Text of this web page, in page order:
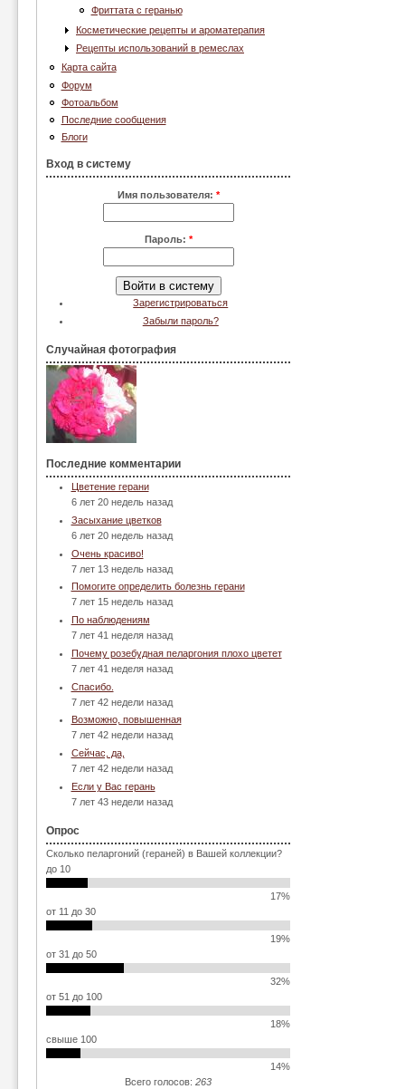
Фриттата с геранью
Косметические рецепты и ароматерапия
Рецепты использований в ремеслах
Карта сайта
Форум
Фотоальбом
Последние сообщения
Блоги
Вход в систему
Имя пользователя: *
Пароль: *
Зарегистрироваться
Забыли пароль?
Случайная фотография
Последние комментарии
Цветение герани
6 лет 20 недель назад
Засыхание цветков
6 лет 20 недель назад
Очень красиво!
7 лет 13 недель назад
Помогите определить болезнь герани
7 лет 15 недель назад
По наблюдениям
7 лет 41 неделя назад
Почему розебудная пеларгония плохо цветет
7 лет 41 неделя назад
Спасибо.
7 лет 42 недели назад
Возможно, повышенная
7 лет 42 недели назад
Сейчас, да,
7 лет 42 недели назад
Если у Вас герань
7 лет 43 недели назад
Опрос
Сколько пеларгоний (гераней) в Вашей коллекции?
до 10
17%
от 11 до 30
19%
от 31 до 50
32%
от 51 до 100
18%
свыше 100
14%
Всего голосов: 263